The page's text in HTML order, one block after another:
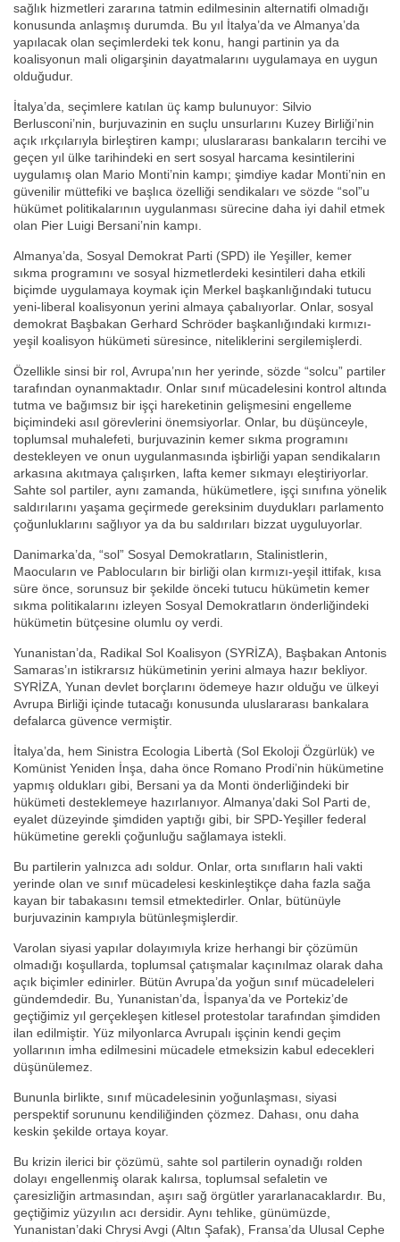
sağlık hizmetleri zararına tatmin edilmesinin alternatifi olmadığı
konusunda anlaşmış durumda. Bu yıl İtalya’da ve Almanya’da
yapılacak olan seçimlerdeki tek konu, hangi partinin ya da
koalisyonun mali oligarşinin dayatmalarını uygulamaya en uygun
olduğudur.
İtalya’da, seçimlere katılan üç kamp bulunuyor: Silvio
Berlusconi’nin, burjuvazinin en suçlu unsurlarını Kuzey Birliği’nin
açık ırkçılarıyla birleştiren kampı; uluslararası bankaların tercihi ve
geçen yıl ülke tarihindeki en sert sosyal harcama kesintilerini
uygulamış olan Mario Monti’nin kampı; şimdiye kadar Monti’nin en
güvenilir müttefiki ve başlıca özelliği sendikaları ve sözde “sol”u
hükümet politikalarının uygulanması sürecine daha iyi dahil etmek
olan Pier Luigi Bersani’nin kampı.
Almanya’da, Sosyal Demokrat Parti (SPD) ile Yeşiller, kemer
sıkma programını ve sosyal hizmetlerdeki kesintileri daha etkili
biçimde uygulamaya koymak için Merkel başkanlığındaki tutucu
yeni-liberal koalisyonun yerini almaya çabalıyorlar. Onlar, sosyal
demokrat Başbakan Gerhard Schröder başkanlığındaki kırmızı-
yeşil koalisyon hükümeti süresince, niteliklerini sergilemişlerdi.
Özellikle sinsi bir rol, Avrupa’nın her yerinde, sözde “solcu” partiler
tarafından oynanmaktadır. Onlar sınıf mücadelesini kontrol altında
tutma ve bağımsız bir işçi hareketinin gelişmesini engelleme
biçimindeki asıl görevlerini önemsiyorlar. Onlar, bu düşünceyle,
toplumsal muhalefeti, burjuvazinin kemer sıkma programını
destekleyen ve onun uygulanmasında işbirliği yapan sendikaların
arkasına akıtmaya çalışırken, lafta kemer sıkmayı eleştiriyorlar.
Sahte sol partiler, aynı zamanda, hükümetlere, işçi sınıfına yönelik
saldırılarını yaşama geçirmede gereksinim duydukları parlamento
çoğunluklarını sağlıyor ya da bu saldırıları bizzat uyguluyorlar.
Danimarka’da, “sol” Sosyal Demokratların, Stalinistlerin,
Maocuların ve Pablocuların bir birliği olan kırmızı-yeşil ittifak, kısa
süre önce, sorunsuz bir şekilde önceki tutucu hükümetin kemer
sıkma politikalarını izleyen Sosyal Demokratların önderliğindeki
hükümetin bütçesine olumlu oy verdi.
Yunanistan’da, Radikal Sol Koalisyon (SYRİZA), Başbakan Antonis
Samaras’ın istikrarsız hükümetinin yerini almaya hazır bekliyor.
SYRİZA, Yunan devlet borçlarını ödemeye hazır olduğu ve ülkeyi
Avrupa Birliği içinde tutacağı konusunda uluslararası bankalara
defalarca güvence vermiştir.
İtalya’da, hem Sinistra Ecologia Libertà (Sol Ekoloji Özgürlük) ve
Komünist Yeniden İnşa, daha önce Romano Prodi’nin hükümetine
yapmış oldukları gibi, Bersani ya da Monti önderliğindeki bir
hükümeti desteklemeye hazırlanıyor. Almanya’daki Sol Parti de,
eyalet düzeyinde şimdiden yaptığı gibi, bir SPD-Yeşiller federal
hükümetine gerekli çoğunluğu sağlamaya istekli.
Bu partilerin yalnızca adı soldur. Onlar, orta sınıfların hali vakti
yerinde olan ve sınıf mücadelesi keskinleştikçe daha fazla sağa
kayan bir tabakasını temsil etmektedirler. Onlar, bütünüyle
burjuvazinin kampıyla bütünleşmişlerdir.
Varolan siyasi yapılar dolayımıyla krize herhangi bir çözümün
olmadığı koşullarda, toplumsal çatışmalar kaçınılmaz olarak daha
açık biçimler edinirler. Bütün Avrupa’da yoğun sınıf mücadeleleri
gündemdedir. Bu, Yunanistan’da, İspanya’da ve Portekiz’de
geçtiğimiz yıl gerçekleşen kitlesel protestolar tarafından şimdiden
ilan edilmiştir. Yüz milyonlarca Avrupalı işçinin kendi geçim
yollarının imha edilmesini mücadele etmeksizin kabul edecekleri
düşünülemez.
Bununla birlikte, sınıf mücadelesinin yoğunlaşması, siyasi
perspektif sorununu kendiliğinden çözmez. Dahası, onu daha
keskin şekilde ortaya koyar.
Bu krizin ilerici bir çözümü, sahte sol partilerin oynadığı rolden
dolayı engellenmiş olarak kalırsa, toplumsal sefaletin ve
çaresizliğin artmasından, aşırı sağ örgütler yararlanacaklardır. Bu,
geçtiğimiz yüzyılın acı dersidir. Aynı tehlike, günümüzde,
Yunanistan’daki Chrysi Avgi (Altın Şafak), Fransa’da Ulusal Cephe